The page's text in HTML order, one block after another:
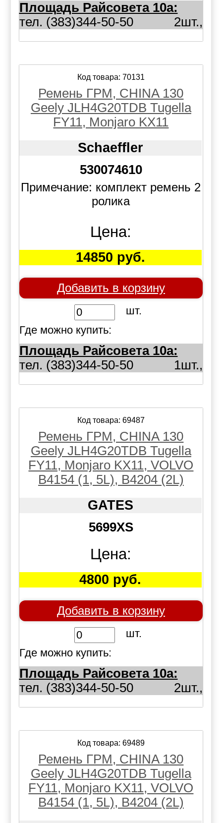
Площадь Райсовета 10а:
2шт.,
тел. (383)344-50-50
Код товара: 70131
Ремень ГРМ, CHINA 130
Geely JLH4G20TDB Tugella
FY11, Monjaro KX11
Schaeffler
530074610
Примечание: комплект ремень 2
ролика
Цена:
14850 руб.
Добавить в корзину
шт.
Где можно купить:
Площадь Райсовета 10а:
1шт.,
тел. (383)344-50-50
Код товара: 69487
Ремень ГРМ, CHINA 130
Geely JLH4G20TDB Tugella
FY11, Monjaro KX11, VOLVO
B4154 (1, 5L), B4204 (2L)
GATES
5699XS
Цена:
4800 руб.
Добавить в корзину
шт.
Где можно купить:
Площадь Райсовета 10а:
2шт.,
тел. (383)344-50-50
Код товара: 69489
Ремень ГРМ, CHINA 130
Geely JLH4G20TDB Tugella
FY11, Monjaro KX11, VOLVO
B4154 (1, 5L), B4204 (2L)